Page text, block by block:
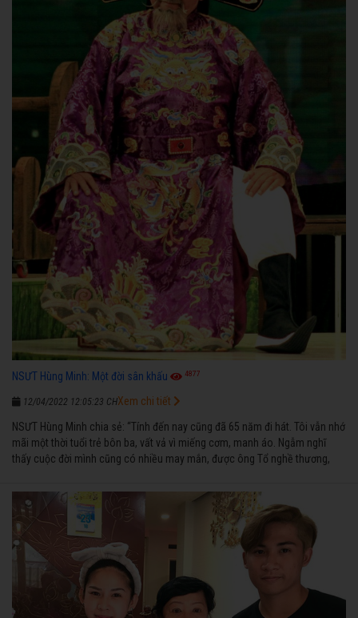
NSƯT Hùng Minh: Một đời sân khấu 4877
12/04/2022 12:05:23 CH
NSƯT Hùng Minh chia sẻ: “Tính đến nay cũng đã 65 năm đi hát. Tôi vẫn nhớ
mãi một thời tuổi trẻ bôn ba, vất vả vì miếng cơm, manh áo. Ngẫm nghĩ
thấy cuộc đời mình cũng có nhiều may mắn, được ông Tổ nghề thương,
ngược nhận được những cơ may để từng bước thành danh với nghiệp ca
diễn”.
Xem chi tiết